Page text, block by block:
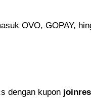
OVO, GOPAY,
dengan kupon